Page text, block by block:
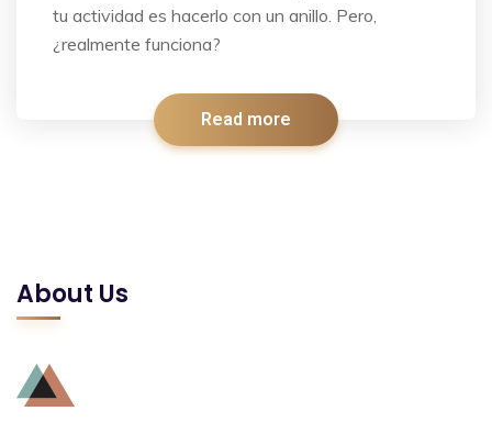
tu actividad es hacerlo con un anillo. Pero,
¿realmente funciona?
Read more
About Us